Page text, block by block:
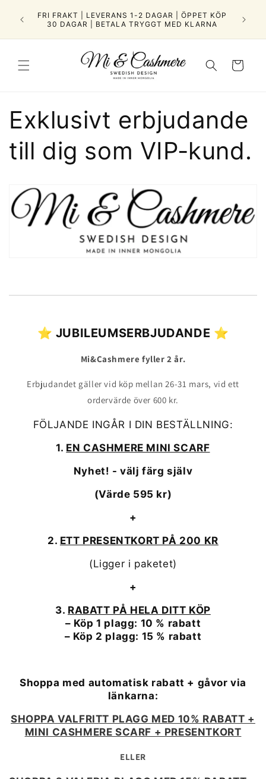
indholdFRI FRAKT | LEVERANS 1-2 DAGAR | ÖPPET KÖP
30 DAGAR | BETALA TRYGGT MED KLARNA
Indkøbskurv
Exklusivt erbjudande
till dig som VIP-kund.
⭐ JUBILEUMSERBJUDANDE ⭐
Mi&Cashmere fyller 2 år.
Erbjudandet gäller vid köp mellan 26-31 mars, vid ett
ordervärde över 600 kr.
FÖLJANDE INGÅR I DIN BESTÄLLNING:
1. EN CASHMERE MINI SCARF
Nyhet! - välj färg själv
(Värde 595 kr)
+
2. ETT PRESENTKORT PÅ 200 KR
(Ligger i paketet)
+
3. RABATT PÅ HELA DITT KÖP
– Köp 1 plagg: 10 % rabatt
– Köp 2 plagg: 15 % rabatt
Shoppa med automatisk rabatt + gåvor via
länkarna:
SHOPPA VALFRITT PLAGG MED 10% RABATT +
MINI CASHMERE SCARF + PRESENTKORT
ELLER